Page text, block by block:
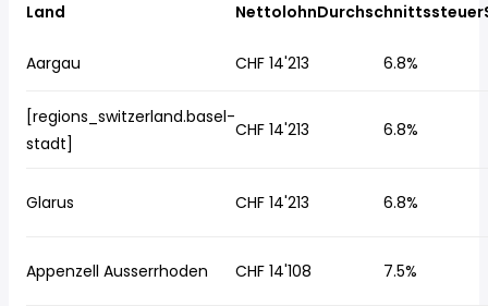
Land NettolohnDurchschnittssteuer
Aargau CHF 14'213 6.8%
[regions_switzerland.basel-
stadt]
CHF 14'213 6.8%
Glarus CHF 14'213 6.8%
Appenzell Ausserrhoden CHF 14'108 7.5%